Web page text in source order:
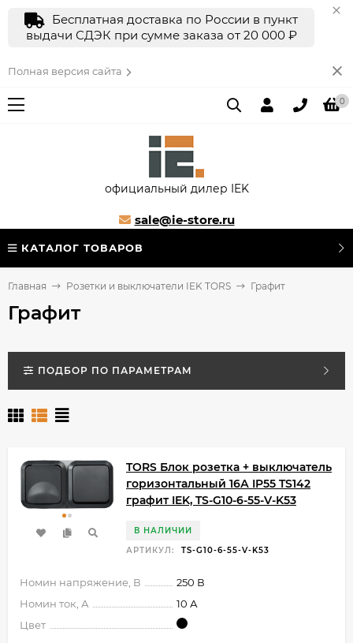
Бесплатная доставка по России в пункт
выдачи СДЭК при сумме заказа от 20 000 ₽
Полная версия сайта
0
официальный дилер IEK
sale@ie-store.ru
КАТАЛОГ ТОВАРОВ
Главная Розетки и выключатели IEK TORS Графит
Графит
ПОДБОР ПО ПАРАМЕТРАМ
TORS Блок розетка + выключатель
горизонтальный 16А IP55 TS142
графит IEK, TS-G10-6-55-V-K53
В НАЛИЧИИ
АРТИКУЛ:
TS-G10-6-55-V-K53
Номин напряжение, В
250 В
Номин ток, А
10 А
Цвет